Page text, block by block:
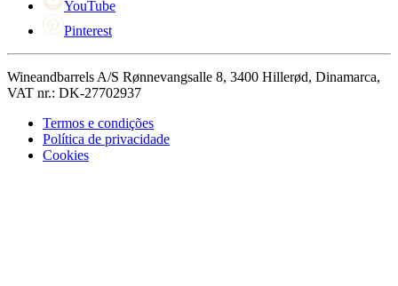
YouTube
Pinterest
Wineandbarrels A/S Rønnevangsalle 8, 3400 Hillerød, Dinamarca,
VAT nr.: DK-27702937
Termos e condições
Política de privacidade
Cookies